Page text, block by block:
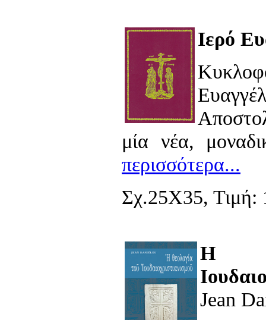
Ιερό
μία νέα,
περισσότερα...
Σχ.25Χ35, Τιμή:
Η
Jean